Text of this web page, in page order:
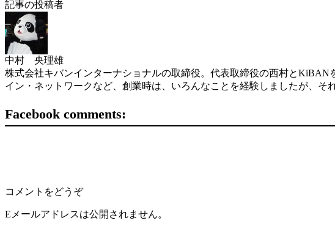
記事の投稿者
中村 央理雄
株式会社キバンインターナショナルの取締役。代表取締役の西村と
イン・ネットワークなど、創業時は、いろんなことを経験しましたが、そ
Facebook comments:
コメントをどうぞ
Eメールアドレスは公開されません。